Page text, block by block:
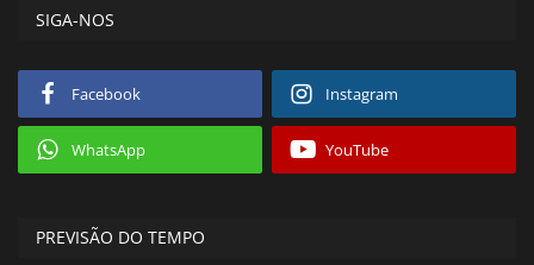
SIGA-NOS
Facebook Instagram
WhatsApp YouTube
PREVISÃO DO TEMPO